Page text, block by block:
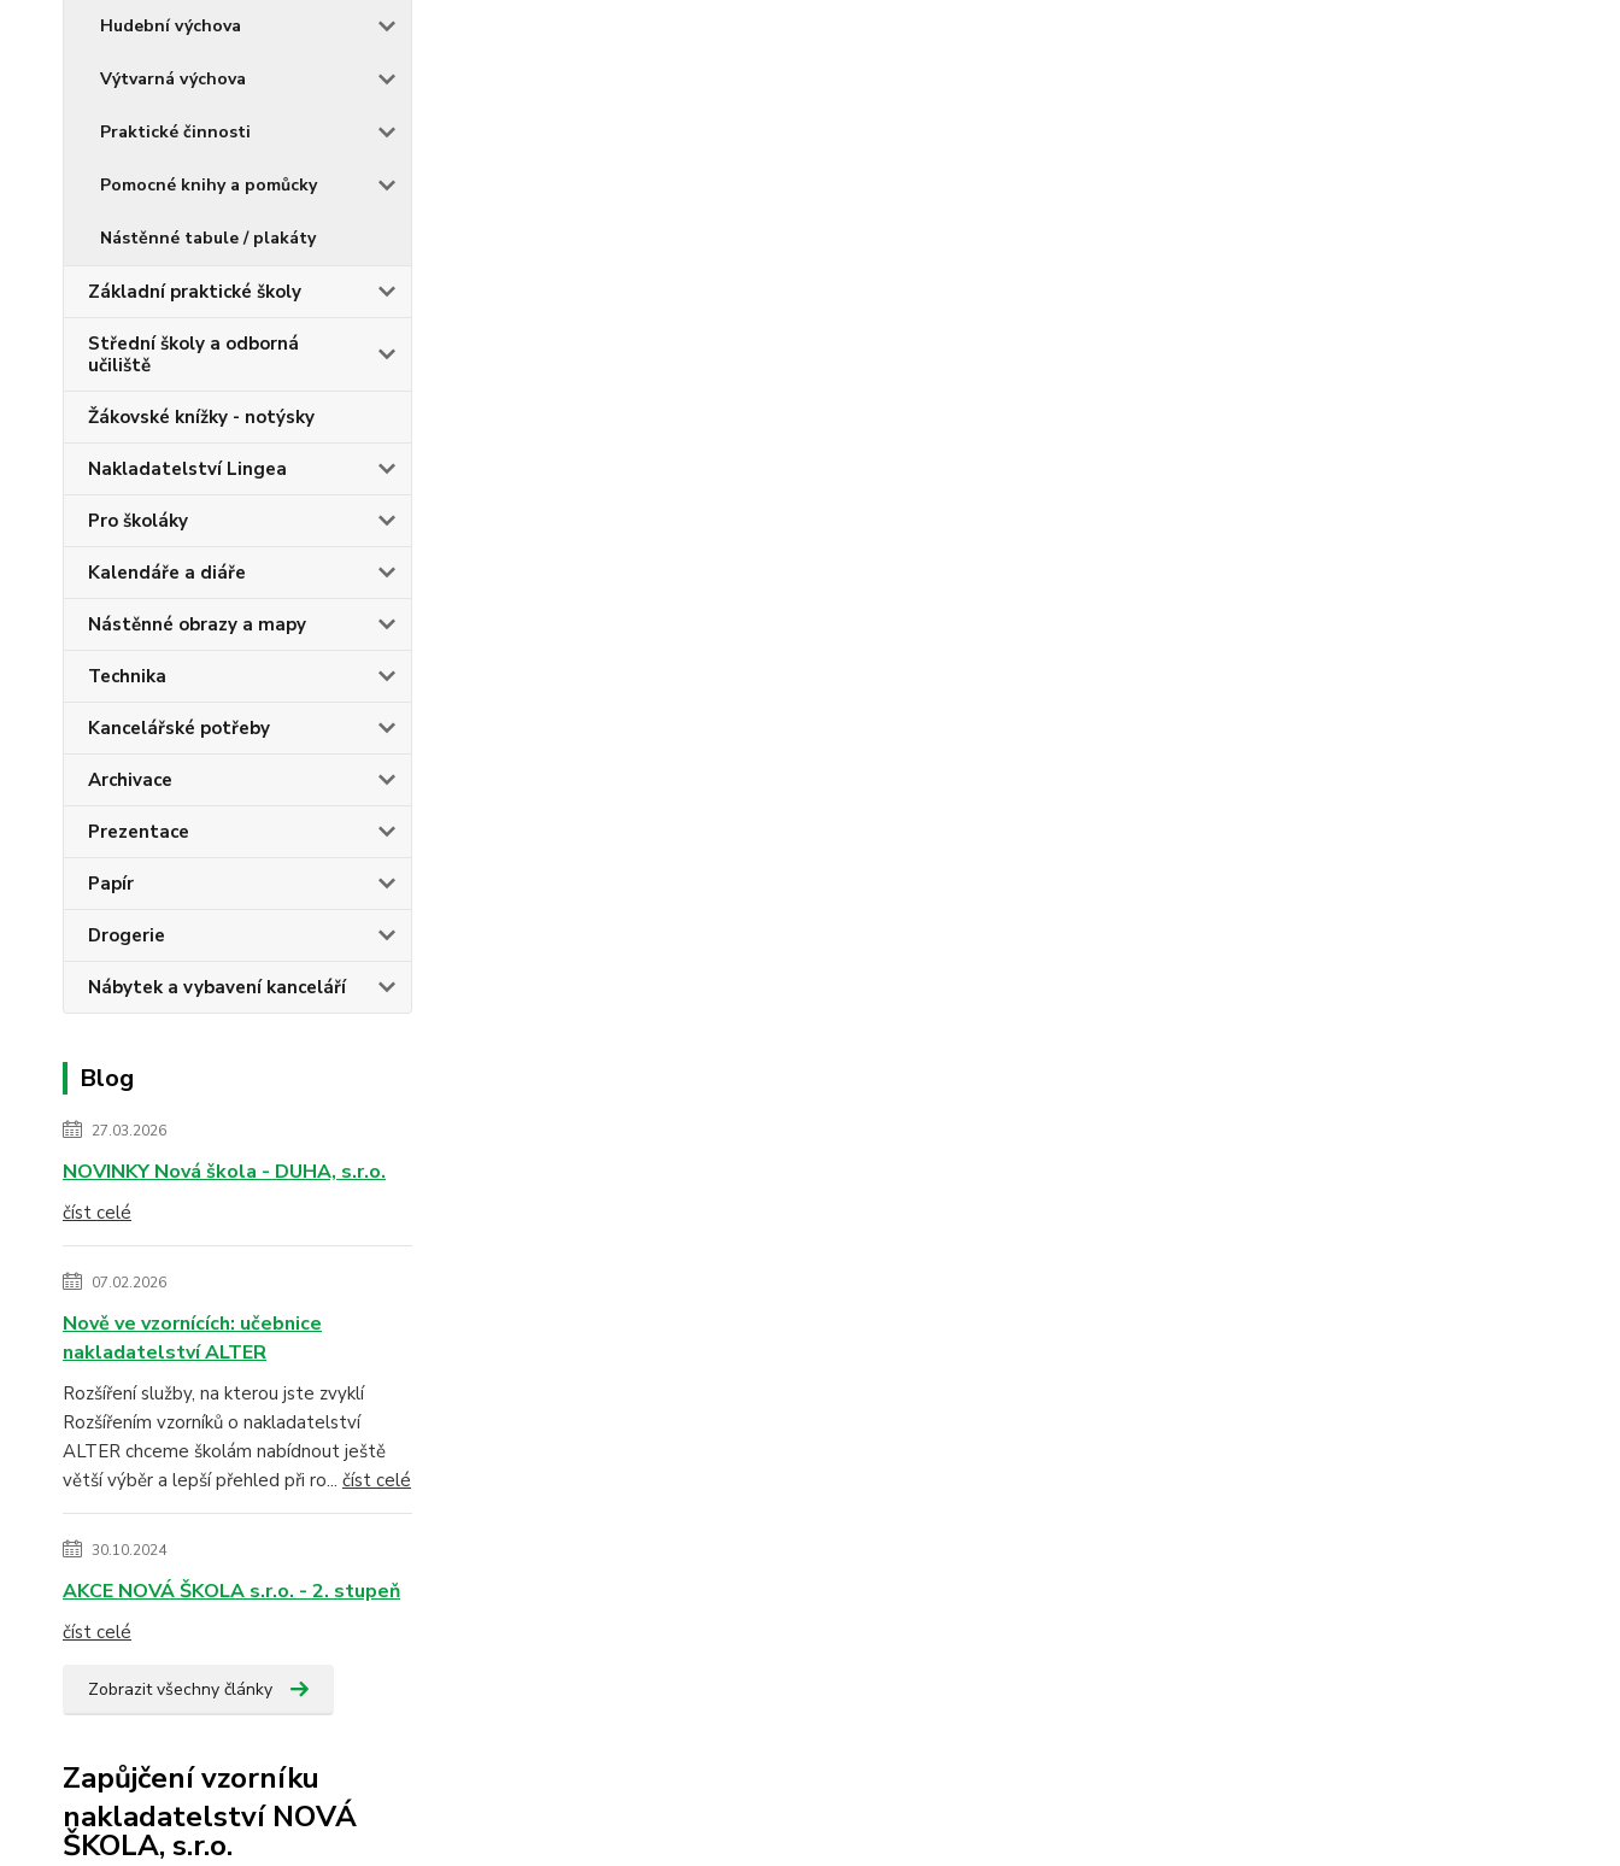
Hudební výchova
Výtvarná výchova
Praktické činnosti
Pomocné knihy a pomůcky
Nástěnné tabule / plakáty
Základní praktické školy
Střední školy a odborná
učiliště
Žákovské knížky - notýsky
Nakladatelství Lingea
Pro školáky
Kalendáře a diáře
Nástěnné obrazy a mapy
Technika
Kancelářské potřeby
Archivace
Prezentace
Papír
Drogerie
Nábytek a vybavení kanceláří
Blog
27.03.2026
NOVINKY Nová škola - DUHA, s.r.o.
číst celé
07.02.2026
Nově ve vzornících: učebnice
nakladatelství ALTER
Rozšíření služby, na kterou jste zvyklí
Rozšířením vzorníků o nakladatelství
ALTER chceme školám nabídnout ještě
větší výběr a lepší přehled při ro... číst celé
30.10.2024
AKCE NOVÁ ŠKOLA s.r.o. - 2. stupeň
číst celé
Zobrazit všechny články
Zapůjčení vzorníku
nakladatelství NOVÁ
ŠKOLA, s.r.o.